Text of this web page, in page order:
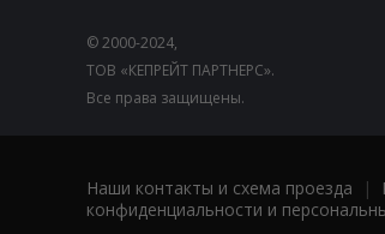
© 2000-2024,
ТОВ «КЕПРЕЙТ ПАРТНЕРС».
Все права защищены.
Наши контакты и схема проезда |
конфиденциальности и